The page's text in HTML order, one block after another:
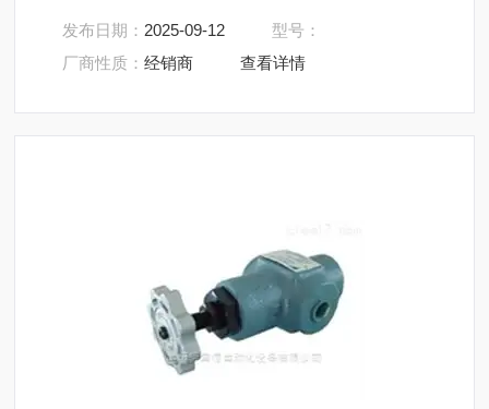
发布日期： 2025-09-12
型号：
厂商性质：经销商 查看详情